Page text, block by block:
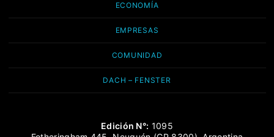
ECONOMÍA
EMPRESAS
COMUNIDAD
DACH – FENSTER
Edición N°: 1095